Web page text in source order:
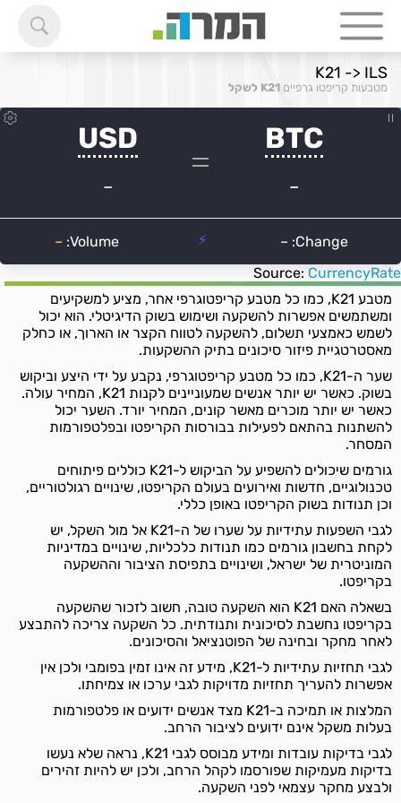
K21 -> ILS
מטבעות קריפטו גרפיים K21 לשקל
Source: CurrencyRate
מטבע K21, כמו כל מטבע קריפטוגרפי אחר, מציע למשקיעים
ומשתמשים אפשרות להשקעה ושימוש בשוק הדיגיטלי. הוא יכול
לשמש כאמצעי תשלום, להשקעה לטווח הקצר או הארוך, או כחלק
מאסטרטגיית פיזור סיכונים בתיק ההשקעות.
שער ה-K21, כמו כל מטבע קריפטוגרפי, נקבע על ידי היצע וביקוש
בשוק. כאשר יש יותר אנשים שמעוניינים לקנות K21, המחיר עולה.
כאשר יש יותר מוכרים מאשר קונים, המחיר יורד. השער יכול
להשתנות בהתאם לפעילות בבורסות הקריפטו ובפלטפורמות
המסחר.
גורמים שיכולים להשפיע על הביקוש ל-K21 כוללים פיתוחים
טכנולוגיים, חדשות ואירועים בעולם הקריפטו, שינויים רגולטוריים,
וכן תנודות בשוק הקריפטו באופן כללי.
לגבי השפעות עתידיות על שערו של ה-K21 אל מול השקל, יש
לקחת בחשבון גורמים כמו תנודות כלכליות, שינויים במדיניות
המוניטרית של ישראל, ושינויים בתפיסת הציבור וההשקעה
בקריפטו.
בשאלה האם K21 הוא השקעה טובה, חשוב לזכור שהשקעה
בקריפטו נחשבת לסיכונית ותנודתית. כל השקעה צריכה להתבצע
לאחר מחקר ובחינה של הפוטנציאל והסיכונים.
לגבי תחזיות עתידיות ל-K21, מידע זה אינו זמין בפומבי ולכן אין
אפשרות להעריך תחזיות מדויקות לגבי ערכו או צמיחתו.
המלצות או תמיכה ב-K21 מצד אנשים ידועים או פלטפורמות
בעלות משקל אינם ידועים לציבור הרחב.
לגבי בדיקות עובדות ומידע מבוסס לגבי K21, נראה שלא נעשו
בדיקות מעמיקות שפורסמו לקהל הרחב, ולכן יש להיות זהירים
ולבצע מחקר עצמאי לפני השקעה.